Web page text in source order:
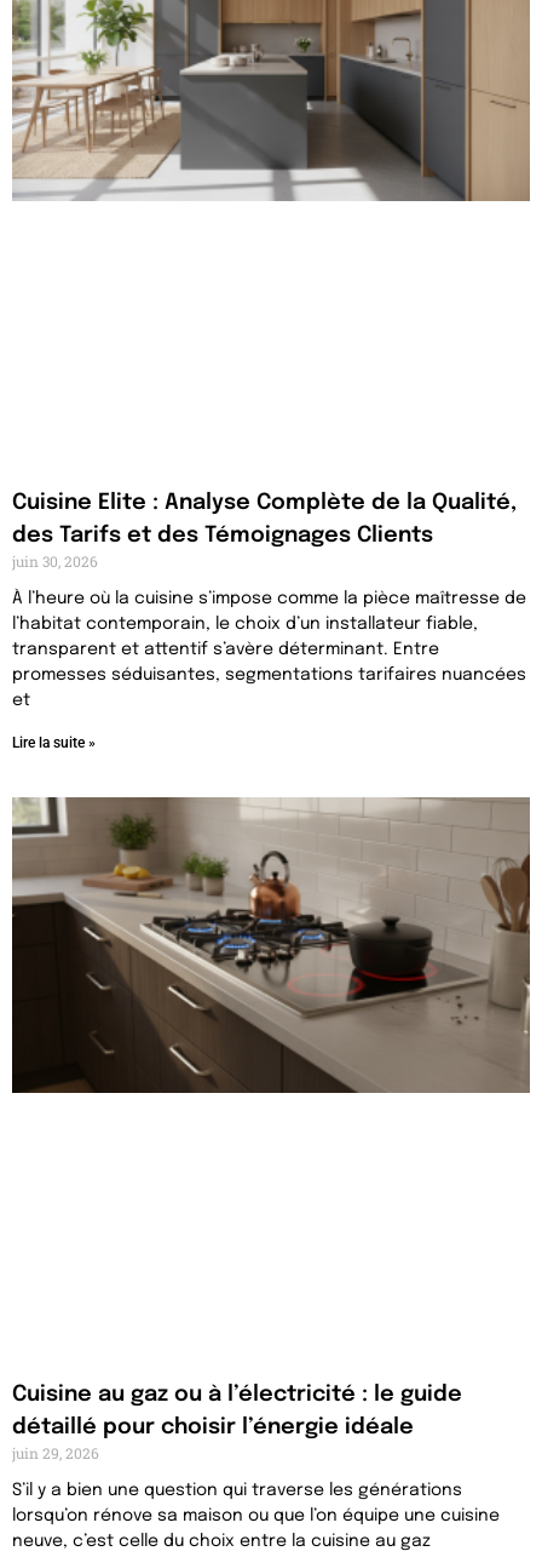
Cuisine Elite : Analyse Complète de la Qualité,
des Tarifs et des Témoignages Clients
juin 30, 2026
À l’heure où la cuisine s’impose comme la pièce maîtresse de
l’habitat contemporain, le choix d’un installateur fiable,
transparent et attentif s’avère déterminant. Entre
promesses séduisantes, segmentations tarifaires nuancées
et
Lire la suite »
Cuisine au gaz ou à l’électricité : le guide
détaillé pour choisir l’énergie idéale
juin 29, 2026
S’il y a bien une question qui traverse les générations
lorsqu’on rénove sa maison ou que l’on équipe une cuisine
neuve, c’est celle du choix entre la cuisine au gaz